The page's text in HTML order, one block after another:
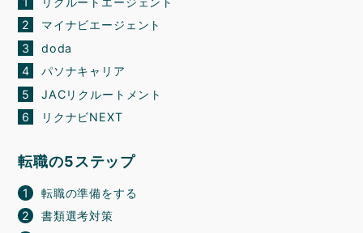
マイナビエージェント
doda
パソナキャリア
JACリクルートメント
リクナビNEXT
転職の5ステップ
転職の準備をする
書類選考対策